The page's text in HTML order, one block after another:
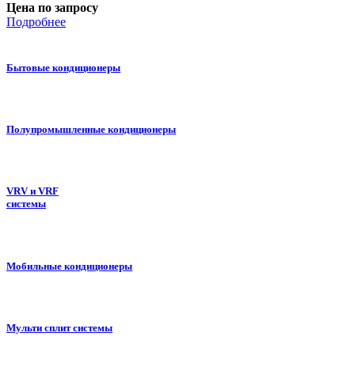
Цена по запросу
Подробнее
Бытовые кондиционеры
Полупромышленные кондиционеры
VRV и VRF
системы
Мобильные кондиционеры
Мульти сплит системы